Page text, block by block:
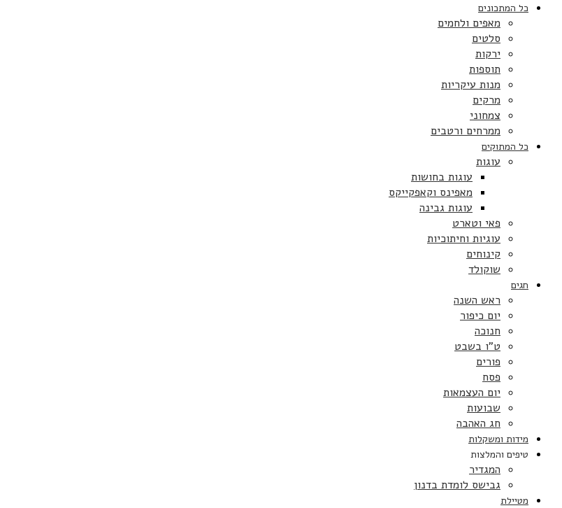
כל המתכונים
מאפים ולחמים
סלטים
ירקות
תוספות
מנות עיקריות
מרקים
צמחוני
ממרחים ורטבים
כל המתוקים
עוגות
עוגות בחושות
מאפינס וקאפקייקס
עוגות גבינה
פאי וטארט
עוגיות וחיתוכיות
קינוחים
שוקולד
חגים
ראש השנה
יום כיפור
חנוכה
ט”ו בשבט
פורים
פסח
יום העצמאות
שבועות
חג האהבה
מידות ומשקלות
טיפים והמלצות
המגדיר
גבישס לומדת בדנון
מטיילת